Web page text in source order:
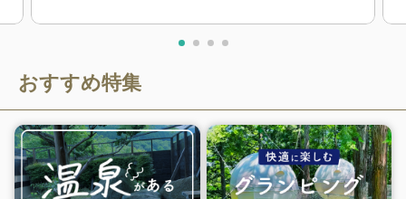
おすすめ特集